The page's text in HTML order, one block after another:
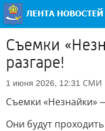
Съемки
разгаре!
1 июня 2026, 12:31 СМИ
Съемки «Незнайки»
Они будут